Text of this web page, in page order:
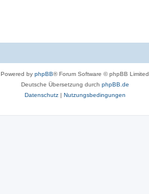
Powered by phpBB® Forum Software © phpBB Limited
Deutsche Übersetzung durch phpBB.de
Datenschutz| Nutzungsbedingungen